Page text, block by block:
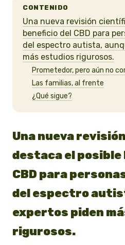
CONTENIDO
Una nueva revisión
beneficio del CBD para
del espectro autista,
más estudios rigurosos.
Prometedor, pero aún no
Las familias, al frente
¿Qué sigue?
Una nueva
destaca el posible
CBD para
del espectro
expertos piden
rigurosos.